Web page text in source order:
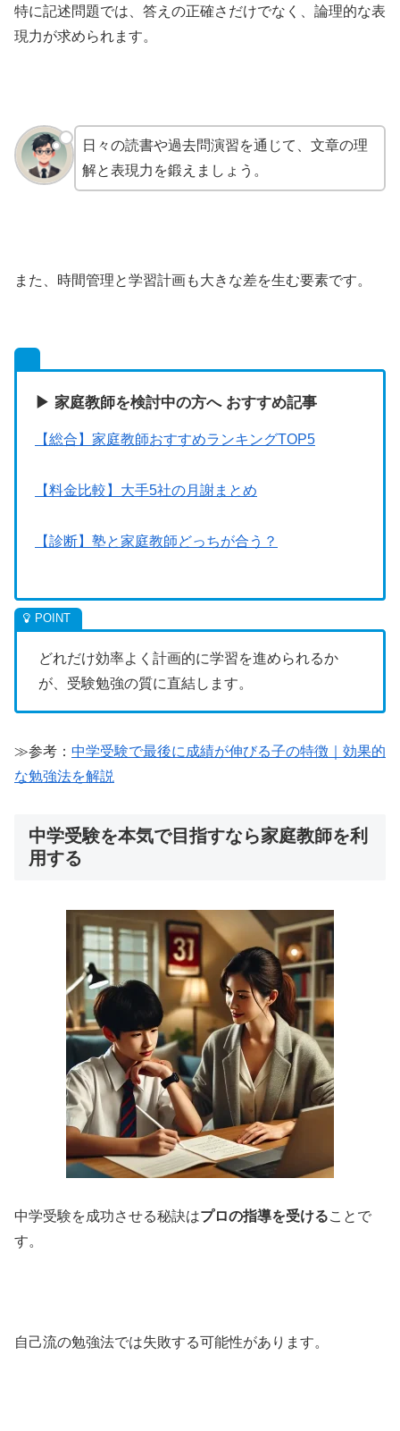
特に記述問題では、答えの正確さだけでなく、論理的な表
現力が求められます。
日々の読書や過去問演習を通じて、文章の理
解と表現力を鍛えましょう。
また、時間管理と学習計画も大きな差を生む要素です。
▶ 家庭教師を検討中の方へ おすすめ記事
【総合】家庭教師おすすめランキングTOP5
【料金比較】大手5社の月謝まとめ
【診断】塾と家庭教師どっちが合う？
どれだけ効率よく計画的に学習を進められるか
が、受験勉強の質に直結します。
≫参考： 中学受験で最後に成績が伸びる子の特徴｜効果的
な勉強法を解説
中学受験を本気で目指すなら家庭教師を利
用する
中学受験を成功させる秘訣はプロの指導を受けることで
す。
自己流の勉強法では失敗する可能性があります。